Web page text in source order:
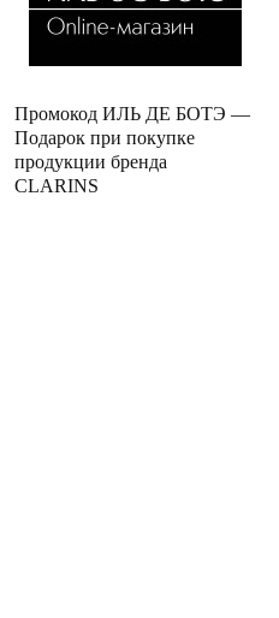
Промокод ИЛЬ ДЕ БОТЭ —
Подарок при покупке
продукции бренда
CLARINS